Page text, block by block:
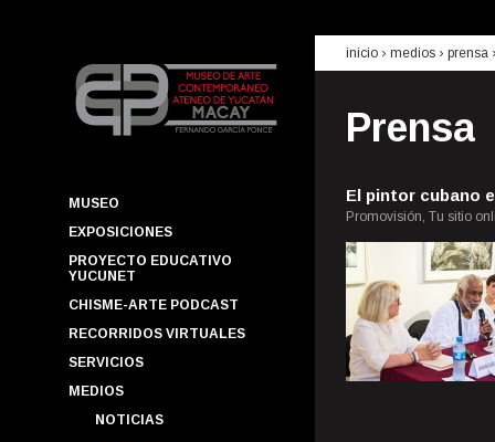
MUSEO
EXPOSICIONES
PROYECTO EDUCATIVO
YUCUNET
CHISME-ARTE PODCAST
RECORRIDOS VIRTUALES
SERVICIOS
MEDIOS
NOTICIAS
inicio › medios › prensa
Prensa
El pintor cubano
Promovisión, Tu sitio